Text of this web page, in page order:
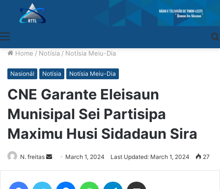
Home / Notísia / Notísia Meiu-Dia
Nasionál Notísia Notísia Meiu-Dia
CNE Garante Eleisaun
Munisipal Sei Partisipa
Maximu Husi Sidadaun Sira
N. freitas
Send
an
email
March 1, 2024 Last Updated: March 1, 2024 27